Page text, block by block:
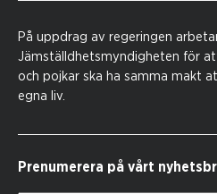
På uppdrag av regeringen
Jämställdhetsmyndigheten för
och pojkar ska ha samma makt
egna liv.
Prenumerera på vårt